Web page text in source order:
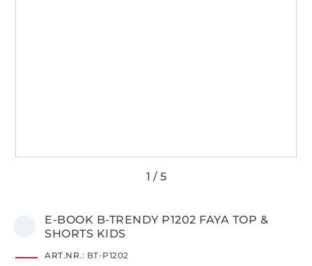
E-BOOK B-TRENDY P1202 FAYA TOP &
SHORTS KIDS
ART.NR.: BT-P1202